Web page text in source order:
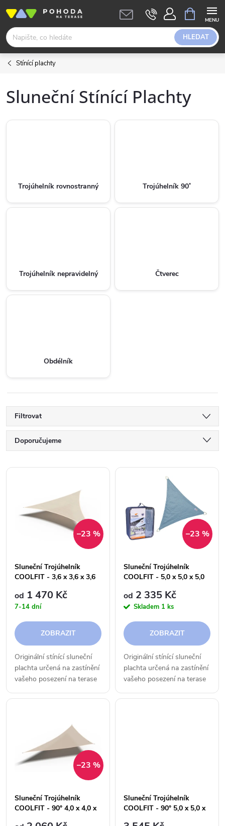
obsah
HLEDAT
NÁKUPNÍ
KOŠÍK
Stínící plachty
Sluneční Stínící Plachty
Trojúhelník rovnostranný Trojúhelník 90˚
Trojúhelník nepravidelný Čtverec
Obdélník
Filtrovat
Ř
a
p
o
d
u
Doporučujeme
Abecedně
V
s
p
o
d
u
–23 %
Sluneční Trojúhelník
COOLFIT - 3,6 x 3,6 x 3,6
od 1 470 Kč
7-14 dní
ZOBRAZIT
Originální stínící sluneční
plachta určená na zastínění
vašeho posezení na terase
–23 %
Sluneční Trojúhelník
COOLFIT - 5,0 x 5,0 x 5,0
od 2 335 Kč
Skladem 1 ks
ZOBRAZIT
Originální stínící sluneční
plachta určená na zastínění
vašeho posezení na terase
–23 %
Sluneční Trojúhelník
COOLFIT - 90° 4,0 x 4,0 x
Sluneční Trojúhelník
COOLFIT - 90° 5,0 x 5,0 x